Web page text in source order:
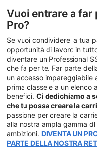
Vuoi entrare a far
Pro?
Se vuoi condividere la tua
opportunità di lavoro in
diventare un Professional
che fa per te. Far parte
un accesso impareggiabile
prima classe e a un elenco
benefici. Ci dedichiamo a
che tu possa creare la
passione per creare la
alla nostra ampia gamma
ambizioni. DIVENTA UN
PARTE DELLA NOSTRA